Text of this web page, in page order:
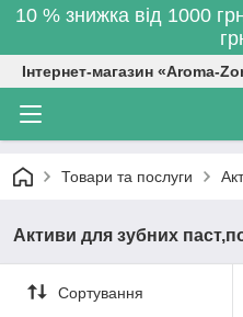
10 % знижка від 1000
Інтернет-магазин «Aroma-
Товари та послуги
Активи для зубних
Сортування